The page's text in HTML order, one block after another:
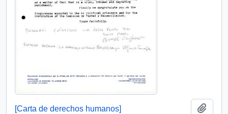
[Carta de derechos humanos]